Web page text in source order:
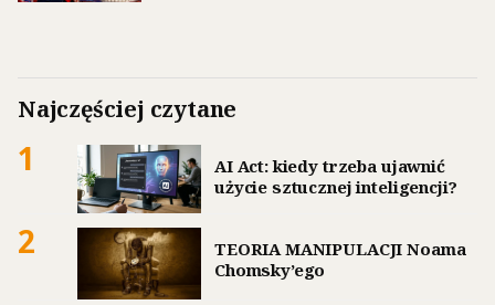
Najczęściej czytane
1
AI Act: kiedy trzeba ujawnić
użycie sztucznej inteligencji?
2
TEORIA MANIPULACJI Noama
Chomsky’ego